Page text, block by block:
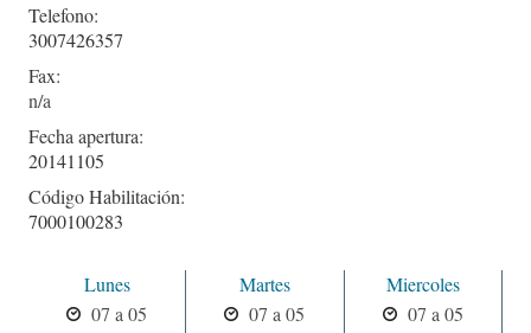
Telefono:
3007426357
Fax:
Fecha apertura:
20141105
Código Habilitación:
7000100283
Lunes
07 a 05
Martes
07 a 05
Miercoles
07 a 05